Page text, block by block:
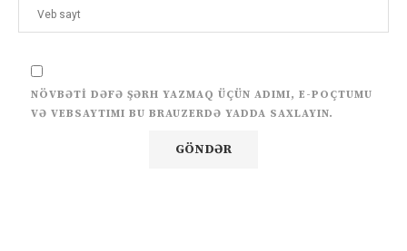
NÖVBƏTI DƏFƏ ŞƏRH YAZMAQ ÜÇÜN ADIMI, E-POÇTUMU
VƏ VEBSAYTIMI BU BRAUZERDƏ YADDA SAXLAYIN.